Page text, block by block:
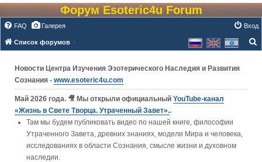
Форум Esoteric4u Forum
FAQ Галерея Вход
Список форумов
Новости Центра Изучения Эзотерического Наследия и Развития
Сознания - www.esoteric4u.com
Май 2026 года. 🎥 Мы открыли официальный YouTube‑канал
«Жизнь в Свете Творца. Утраченный Завет»..
Там мы будем публиковать видео по нашей книге, философии
Утраченного Завета, древних знаниях, модели Мира и человека,
исследованиях в области Сознания, смысле жизни и духовном
наследии.